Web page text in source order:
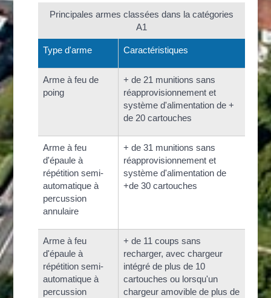
Principales armes classées dans la catégories
A1
Type d'arme Caractéristiques
Arme à feu de
poing
+ de 21 munitions sans
réapprovisionnement et
système d'alimentation de +
de 20 cartouches
Arme à feu
d'épaule à
répétition semi-
automatique à
percussion
annulaire
+ de 31 munitions sans
réapprovisionnement et
système d'alimentation de
+de 30 cartouches
Arme à feu
d'épaule à
répétition semi-
automatique à
percussion
+ de 11 coups sans
recharger, avec chargeur
intégré de plus de 10
cartouches ou lorsqu'un
chargeur amovible de plus de